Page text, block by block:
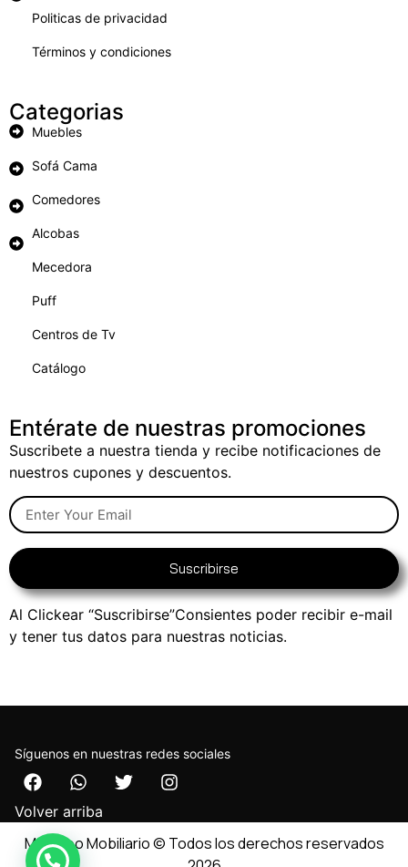
Politicas de privacidad
Términos y condiciones
Categorias
Muebles
Sofá Cama
Comedores
Alcobas
Mecedora
Puff
Centros de Tv
Catálogo
Entérate de nuestras promociones
Suscribete a nuestra tienda y recibe notificaciones de
nuestros cupones y descuentos.
Suscribirse
Al Clickear “Suscribirse”Consientes poder recibir e-mail
y tener tus datos para nuestras noticias.
Síguenos en nuestras redes sociales
Volver arriba
Muebleo Mobiliario © Todos los derechos reservados